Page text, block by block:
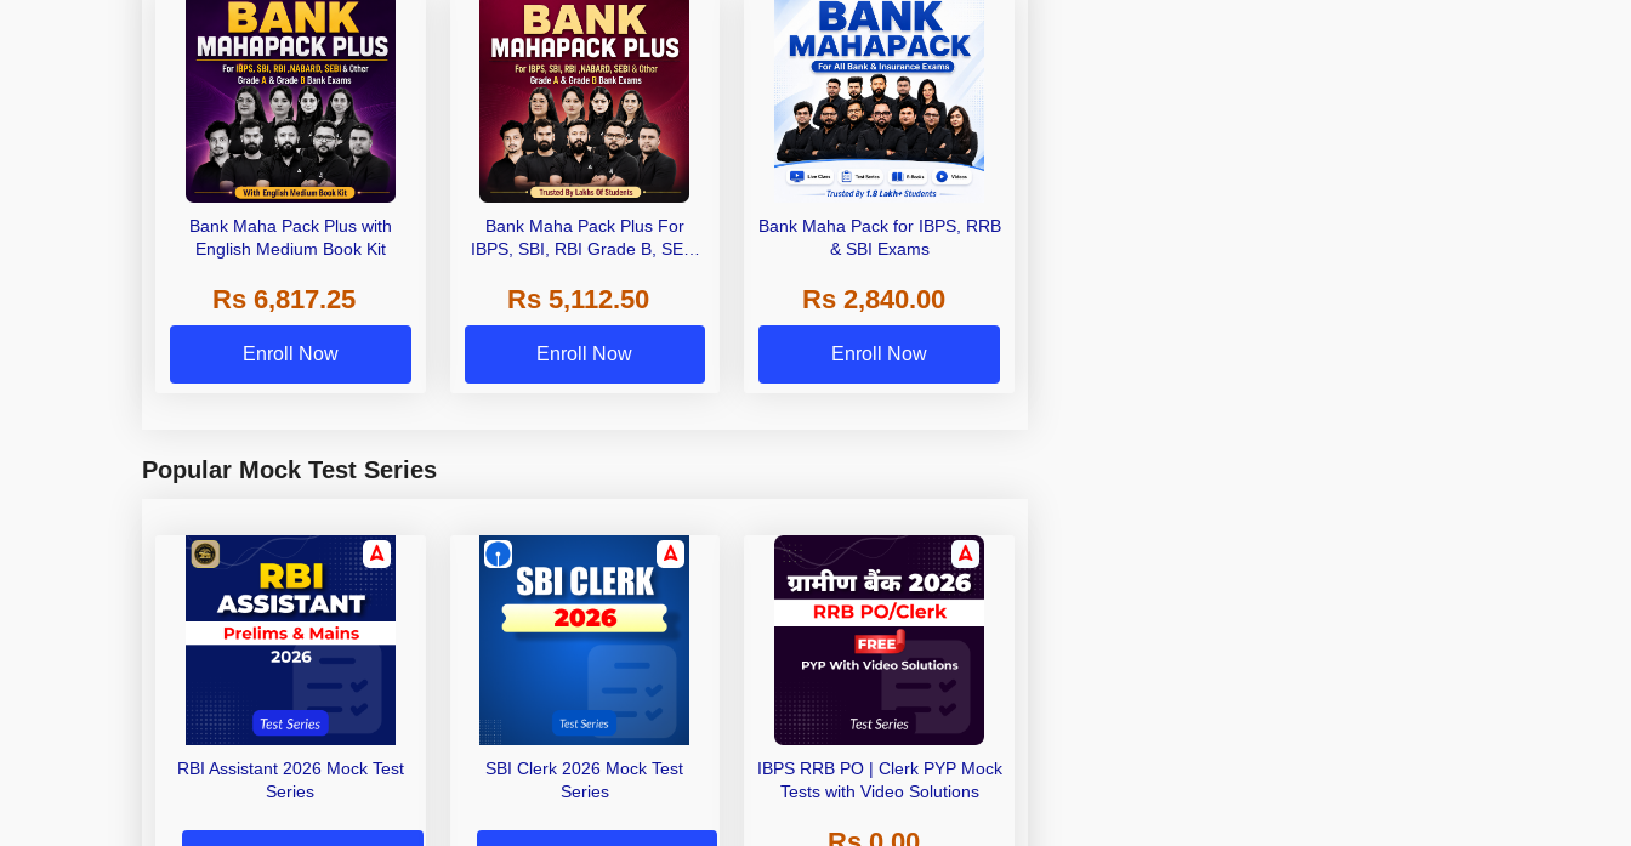
Bank Maha Pack Plus with
English Medium Book Kit
Rs 6,817.25
Enroll Now
Bank Maha Pack Plus For
IBPS, SBI, RBI Grade B, SEBI
Other Grade A & Grade B Bank
Exams
Rs 5,112.50
Enroll Now
Bank Maha Pack for IBPS, RRB
& SBI Exams
Rs 2,840.00
Enroll Now
Popular Mock Test Series
RBI Assistant 2026 Mock Test
Series
SBI Clerk 2026 Mock Test
Series
IBPS RRB PO | Clerk PYP Mock
Tests with Video Solutions